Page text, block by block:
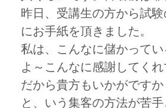
昨日、受講生の方から試
にお手紙を頂きました。
私は、こんなに儲かって
よ～こんなに感謝してく
だから貴方もいかがですか
と、いう集客の方法が苦